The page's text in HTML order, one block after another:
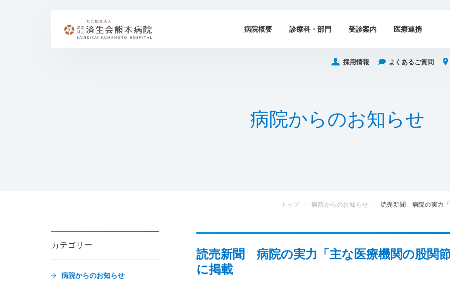
病院概要 診療科・部門 受診案内 医療連携
採用情報 よくあるご質問
病院からのお知 らせ
カテゴリー
病院からのお知らせ
トップ 病院からのお知らせ 読売新聞 病院の実力「
読売新聞 病院の実力「主な医療機関の股関節
に掲載